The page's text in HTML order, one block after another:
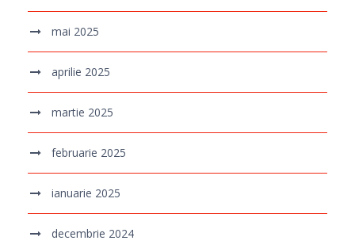
mai 2025
aprilie 2025
martie 2025
februarie 2025
ianuarie 2025
decembrie 2024